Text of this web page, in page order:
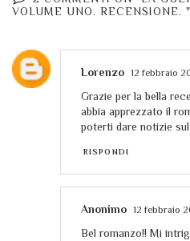
VOLUME UNO. RECENSIONE. "
Lorenzo 12 febbraio
Grazie per la bella
abbia apprezzato il
poterti dare notizie
RISPONDI
Anonimo 12 febbraio
Bel romanzo!! Mi